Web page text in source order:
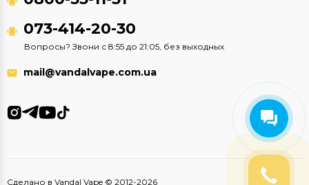
073-414-20-30
Вопросы? Звони с 8:55 до 21:05, без выходных
mail@vandalvape.com.ua
Сделано в Vandal Vape © 2012-2026